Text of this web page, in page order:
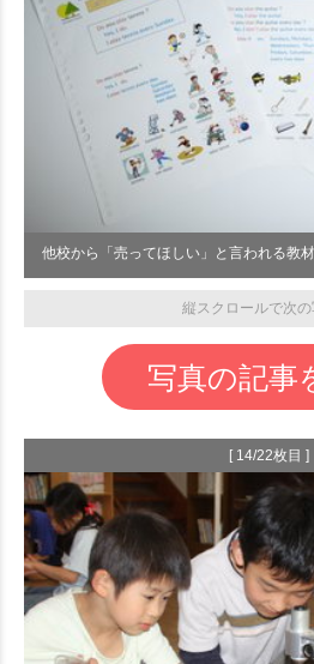
他校から「売ってほしい」と言われる教
縦スクロールで次
写真の記事
[ 14/22枚目 ]